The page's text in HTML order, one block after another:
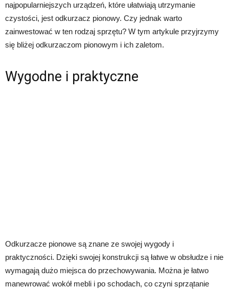
najpopularniejszych urządzeń, które ułatwiają utrzymanie
czystości, jest odkurzacz pionowy. Czy jednak warto
zainwestować w ten rodzaj sprzętu? W tym artykule przyjrzymy
się bliżej odkurzaczom pionowym i ich zaletom.
Wygodne i praktyczne
Odkurzacze pionowe są znane ze swojej wygody i
praktyczności. Dzięki swojej konstrukcji są łatwe w obsłudze i nie
wymagają dużo miejsca do przechowywania. Można je łatwo
manewrować wokół mebli i po schodach, co czyni sprzątanie